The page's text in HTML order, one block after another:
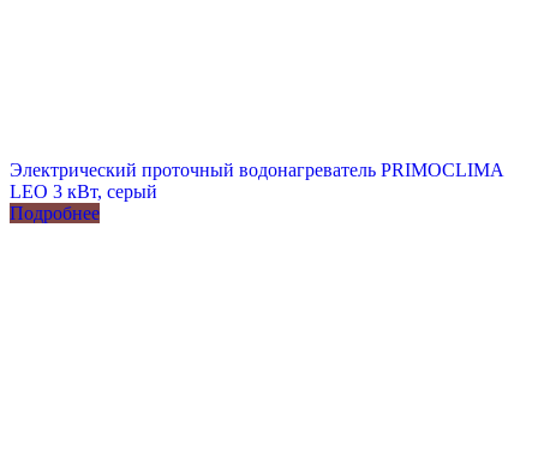
Электрический проточный водонагреватель PRIMOCLIMA
LEO 3 кВт, серый
Подробнее